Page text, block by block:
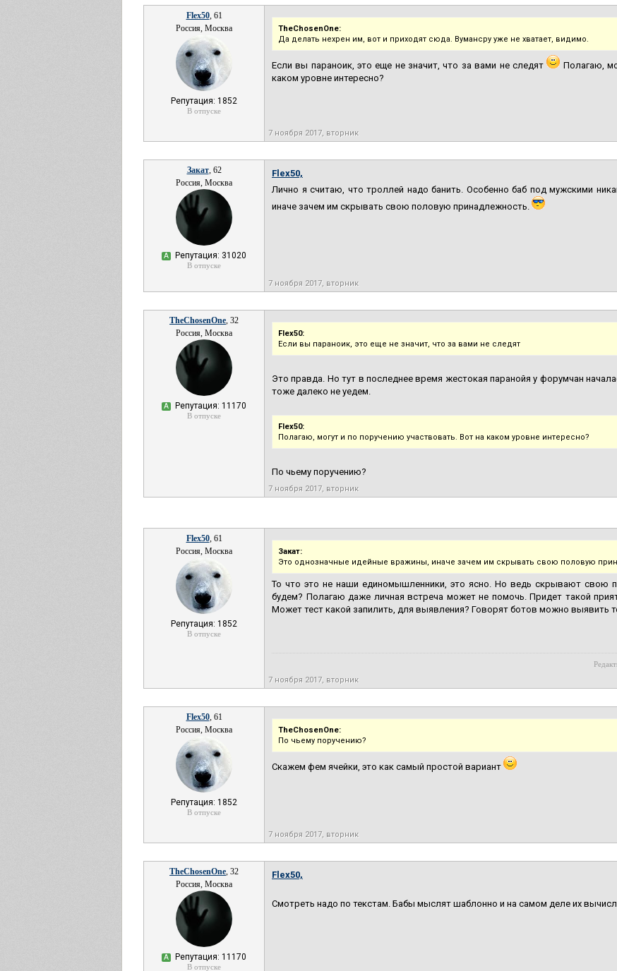
Flex50, 61
Россия, Москва
Репутация: 1852
В отпуске
TheChosenOne:
Да делать нехрен им, вот и приходят сюда. Вумансру уже не хватает, видимо.
Если вы параноик, это еще не значит, что за вами не следят
Полагаю,
каком уровне интересно?
7 ноября 2017, вторник
Закат, 62
Россия, Москва
А Репутация: 31020
В отпуске
Flex50,
Лично я считаю, что троллей надо банить. Особенно баб под мужскими
иначе зачем им скрывать свою половую принадлежность.
7 ноября 2017, вторник
TheChosenOne, 32
Россия, Москва
А Репутация: 11170
В отпуске
Flex50:
Если вы параноик, это еще не значит, что за вами не следят
Это правда. Но тут в последнее время жестокая паранойя у форумчан
тоже далеко не уедем.
Flex50:
Полагаю, могут и по поручению участвовать. Вот на каком уровне интересно?
По чьему поручению?
7 ноября 2017, вторник
Flex50, 61
Россия, Москва
Репутация: 1852
В отпуске
Закат:
Это однозначные идейные вражины, иначе зачем им скрывать свою половую
То что это не наши единомышленники, это ясно. Но ведь скрывают свою
будем? Полагаю даже личная встреча может не помочь. Придет такой
Может тест какой запилить, для выявления? Говорят ботов можно выявить
7 ноября 2017, вторник
Flex50, 61
Россия, Москва
Репутация: 1852
В отпуске
TheChosenOne:
По чьему поручению?
Скажем фем ячейки, это как самый простой вариант
7 ноября 2017, вторник
TheChosenOne, 32
Россия, Москва
А Репутация: 11170
В отпуске
Flex50,
Смотреть надо по текстам. Бабы мыслят шаблонно и на самом деле их